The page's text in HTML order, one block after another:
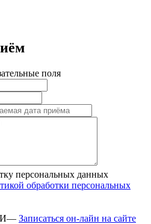
поля
персональных данных
обработки персональных
Записаться он-лайн на сайте